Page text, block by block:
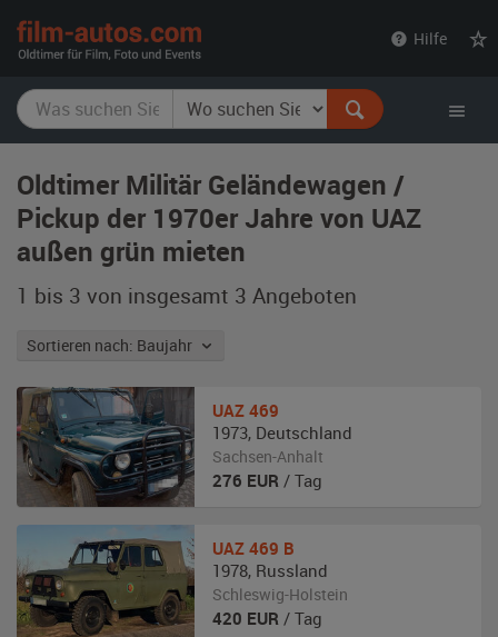
Hilfe
Oldtimer Militär Geländewagen /
Pickup der 1970er Jahre von UAZ
außen grün mieten
1 bis 3 von insgesamt 3 Angeboten
Sortieren nach: Baujahr
UAZ 469
1973, Deutschland
Sachsen-Anhalt
276 EUR / Tag
UAZ 469 B
1978, Russland
Schleswig-Holstein
420 EUR / Tag